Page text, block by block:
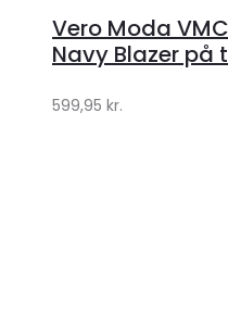
Klædeskabet.dk
Vero Moda
Navy Blazer på
599,95 kr.